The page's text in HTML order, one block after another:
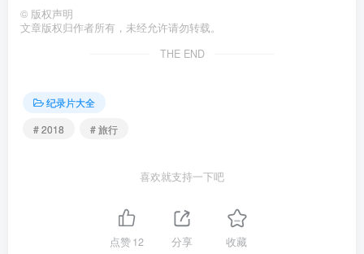
© 版权声明
文章版权归作者所有，未经允许请勿转载。
THE END
纪录片大全
# 2018
# 旅行
喜欢就支持一下吧
点赞12 分享 收藏